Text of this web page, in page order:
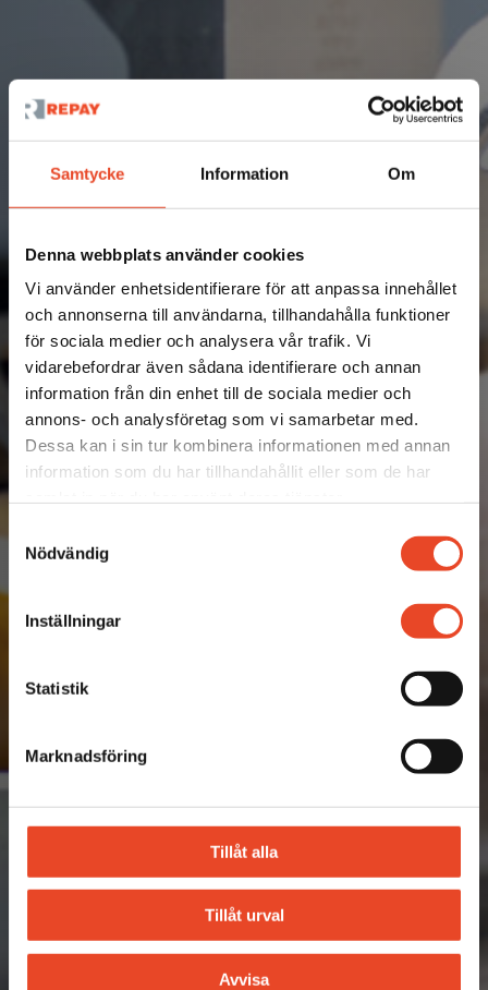
Samtycke Information Om
Denna webbplats använder cookies
Vi använder enhetsidentifierare för att anpassa innehållet
och annonserna till användarna, tillhandahålla funktioner
för sociala medier och analysera vår trafik. Vi
vidarebefordrar även sådana identifierare och annan
information från din enhet till de sociala medier och
annons- och analysföretag som vi samarbetar med.
Dessa kan i sin tur kombinera informationen med annan
information som du har tillhandahållit eller som de har
Nödvändig
Inställningar
Statistik
Marknadsföring
Tillåt alla
Tillåt urval
Avvisa
Söker lagerarbetare till
Gällivare
2 JUNI 2026